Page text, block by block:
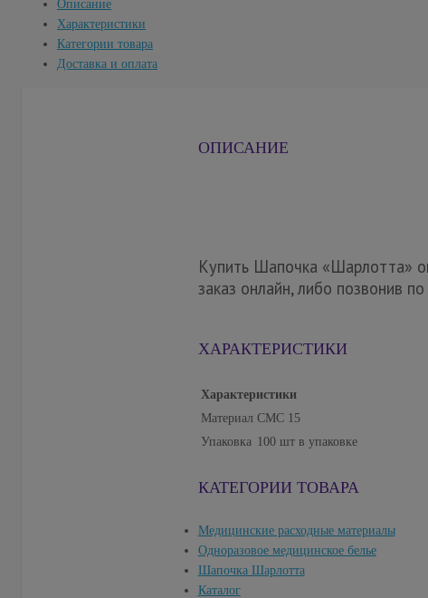
Описание
Характеристики
Категории товара
Доставка и оплата
ОПИСАНИЕ
Купить Шапочка «Шарлотта»
заказ онлайн, либо позвонив
ХАРАКТЕРИСТИКИ
Характеристики
Материал СМС 15
Упаковка 100 шт в упаковке
КАТЕГОРИИ ТОВАРА
Медицинские расходные материалы
Одноразовое медицинское белье
Шапочка Шарлотта
Каталог